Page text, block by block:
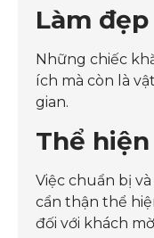
Làm
Những chiếc
ích mà còn là
gian.
Thể
Việc chuẩn bị
cẩn thận thể
đối với khách